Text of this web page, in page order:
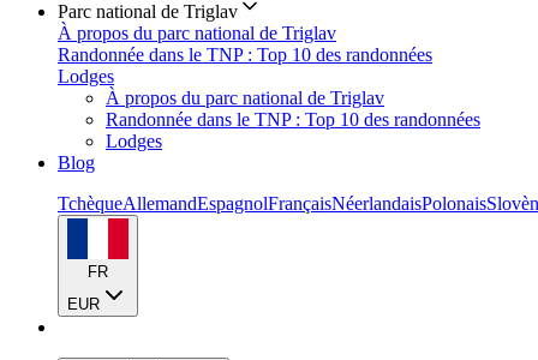
Parc national de Triglav
À propos du parc national de Triglav
Randonnée dans le TNP : Top 10 des randonnées
Lodges
À propos du parc national de Triglav
Randonnée dans le TNP : Top 10 des randonnées
Lodges
Blog
TchèqueAllemandEspagnolFrançaisNéerlandaisPolonais
FR
EUR